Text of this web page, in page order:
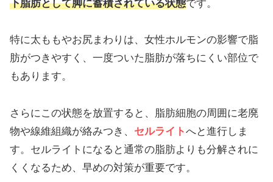
下脂肪として脚に蓄積されている状態です。
特に太ももやお尻まわりは、女性ホルモンの影響で脂
肪がつきやすく、一度ついた脂肪が落ちにくい部位で
もあります。
さらにこの状態を放置すると、脂肪細胞の周囲に老廃
物や線維組織が絡みつき、 セルライトへと進行しま
す。セルライトになると通常の脂肪よりも分解されに
くくなるため、早めの対策が重要です。